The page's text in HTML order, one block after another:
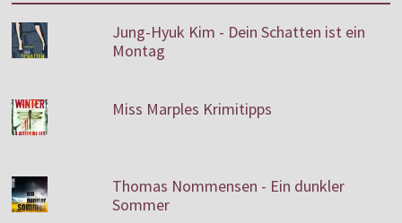
Jung-Hyuk Kim - Dein Schatten ist ein
Montag
Miss Marples Krimitipps
Thomas Nommensen - Ein dunkler
Sommer